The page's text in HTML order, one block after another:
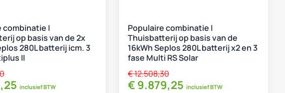
combinatie |
op basis van de 2x
280L batterij icm. 3
II
prijs was: € 9.860,30.
Huidige prijs is: € 7.741,25.
inclusief BTW
Populaire combinatie |
Thuisbatterij op basis van de
16kWh Seplos 280L batterij x2 en 3
fase Multi RS Solar
€12.508,30
Oorspronkelijke prijs was: €
€ 9.879,25 Huidige prijs is: €
inclusief BTW